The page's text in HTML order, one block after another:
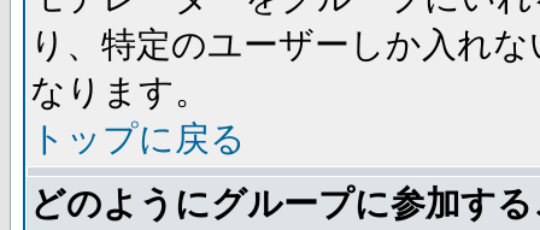
り、特定のユーザーしか入れ
なります。
トップに戻る
どのようにグループに参加す